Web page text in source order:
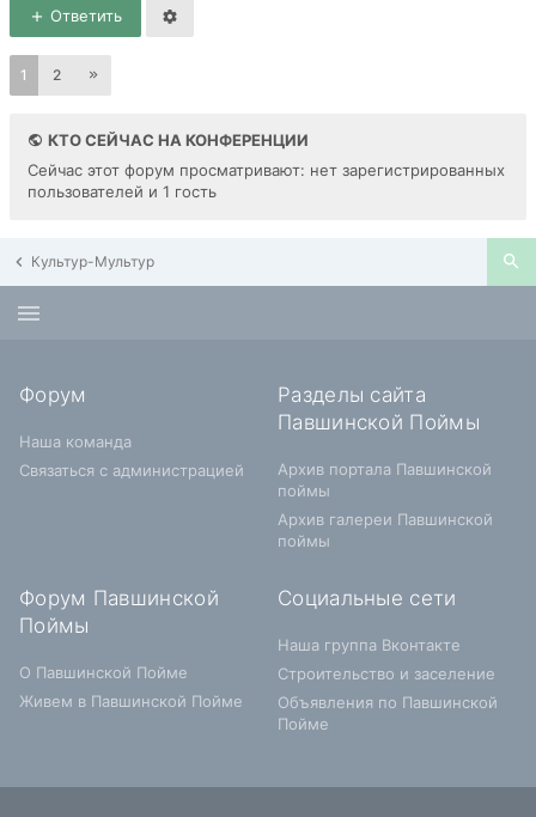
Ответить
1 2
КТО СЕЙЧАС НА КОНФЕРЕНЦИИ
Сейчас этот форум просматривают: нет зарегистрированных
пользователей и 1 гость
Культур-Мультур
Форум
Наша команда
Связаться с администрацией
Разделы сайта
Павшинской Поймы
Архив портала Павшинской
поймы
Архив галереи Павшинской
поймы
Форум Павшинской
Поймы
О Павшинской Пойме
Живем в Павшинской Пойме
Социальные сети
Наша группа Вконтакте
Строительство и заселение
Объявления по Павшинской
Пойме